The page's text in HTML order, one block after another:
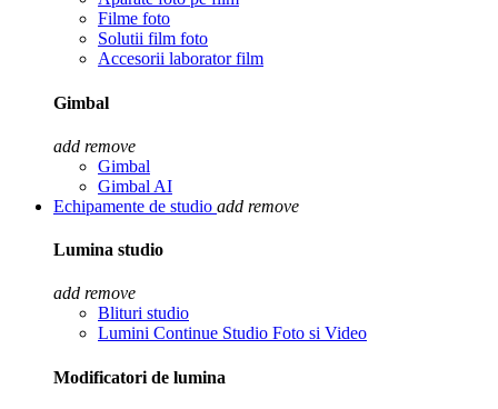
Filme foto
Solutii film foto
Accesorii laborator film
Gimbal
add remove
Gimbal
Gimbal AI
Echipamente de studio add remove
Lumina studio
add remove
Blituri studio
Lumini Continue Studio Foto si Video
Modificatori de lumina